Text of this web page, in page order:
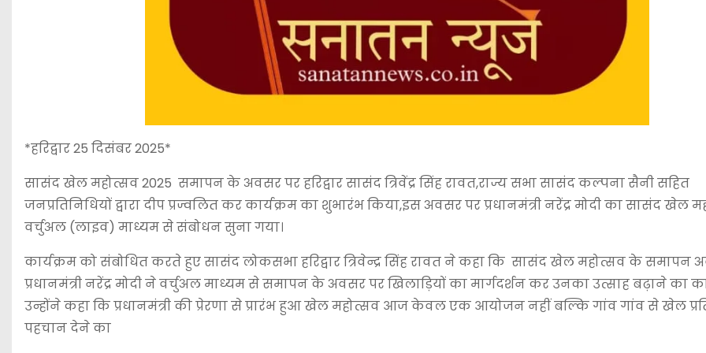
*हरिद्वार 25 दिसंबर 2025*
सासंद खेल महोत्सव 2025 समापन के अवसर पर हरिद्वार सासंद त्रिवेंद्र सिंह रावत,राज्य सभा सासंद कल्पना सैनी सहित
जनप्रतिनिधियों द्वारा दीप प्रज्वलित कर कार्यक्रम का शुभारंभ किया,इस अवसर पर प्रधानमंत्री नरेंद्र मोदी का सासंद खेल
वर्चुअल (लाइव) माध्यम से संबोधन सुना गया।
कार्यक्रम को संबोधित करते हुए सासंद लोकसभा हरिद्वार त्रिवेन्द्र सिंह रावत ने कहा कि सासंद खेल महोत्सव के समापन
प्रधानमंत्री नरेंद्र मोदी ने वर्चुअल माध्यम से समापन के अवसर पर खिलाड़ियों का मार्गदर्शन कर उनका उत्साह बढ़ाने का
उन्होंने कहा कि प्रधानमंत्री की प्रेरणा से प्रारंभ हुआ खेल महोत्सव आज केवल एक आयोजन नहीं बल्कि गांव गांव से खेल
पहचान देने का